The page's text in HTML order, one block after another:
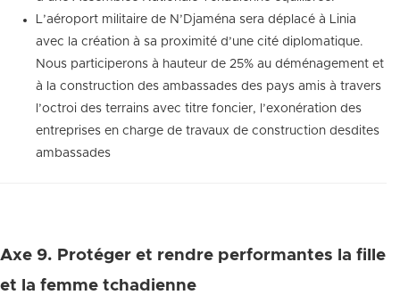
L’aéroport militaire de N’Djaména sera déplacé à Linia
avec la création à sa proximité d’une cité diplomatique.
Nous participerons à hauteur de 25% au déménagement et
à la construction des ambassades des pays amis à travers
l’octroi des terrains avec titre foncier, l’exonération des
entreprises en charge de travaux de construction desdites
ambassades
Axe 9. Protéger et rendre performantes la fille
et la femme tchadienne